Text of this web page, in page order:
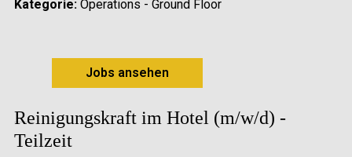
Kategorie:Operations - Ground Floor
Jobs ansehen
Reinigungskraft im Hotel (m/w/d) -
Teilzeit